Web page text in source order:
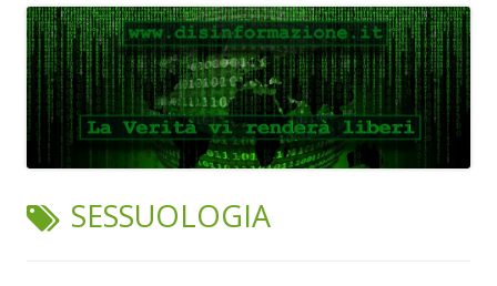
TAG:
SESSUOLOGIA